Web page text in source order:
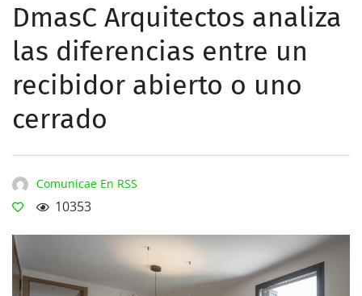
DmasC Arquitectos analiza
las diferencias entre un
recibidor abierto o uno
cerrado
Comunicae En RSS
10353